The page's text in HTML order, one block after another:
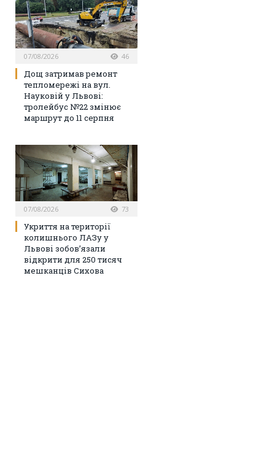
07/08/2026 46
Дощ затримав ремонт
тепломережі на вул.
Науковій у Львові:
тролейбус №22 змінює
маршрут до 11 серпня
07/08/2026 73
Укриття на території
колишнього ЛАЗу у
Львові зобов’язали
відкрити для 250 тисяч
мешканців Сихова